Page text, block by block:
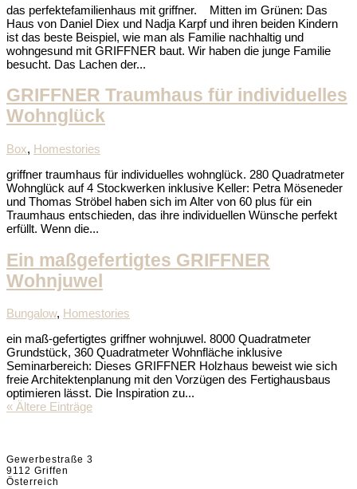
das perfektefamilienhaus mit griffner. Mitten im Grünen: Das
Haus von Daniel Diex und Nadja Karpf und ihren beiden Kindern
ist das beste Beispiel, wie man als Familie nachhaltig und
wohngesund mit GRIFFNER baut. Wir haben die junge Familie
besucht. Das Lachen der...
GRIFFNER Traumhaus für individuelles
Wohnglück
Box, Homestories
griffner traumhaus für individuelles wohnglück. 280 Quadratmeter
Wohnglück auf 4 Stockwerken inklusive Keller: Petra Möseneder
und Thomas Ströbel haben sich im Alter von 60 plus für ein
Traumhaus entschieden, das ihre individuellen Wünsche perfekt
erfüllt. Wenn die...
Ein maßgefertigtes GRIFFNER
Wohnjuwel
Bungalow, Homestories
ein maß-gefertigtes griffner wohnjuwel. 8000 Quadratmeter
Grundstück, 360 Quadratmeter Wohnfläche inklusive
Seminarbereich: Dieses GRIFFNER Holzhaus beweist wie sich
freie Architektenplanung mit den Vorzügen des Fertighausbaus
optimieren lässt. Die Inspiration zu...
« Ältere Einträge
Gewerbestraße 3
9112 Griffen
Österreich